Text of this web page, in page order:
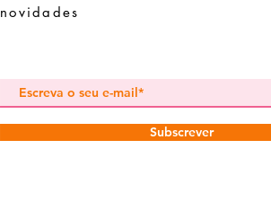
novidades
Subscrever